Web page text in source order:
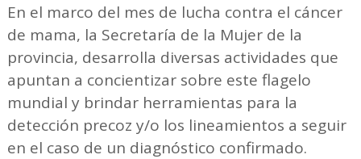
En el marco del mes de lucha contra el cáncer
de mama, la Secretaría de la Mujer de la
provincia, desarrolla diversas actividades que
apuntan a concientizar sobre este flagelo
mundial y brindar herramientas para la
detección precoz y/o los lineamientos a seguir
en el caso de un diagnóstico confirmado.